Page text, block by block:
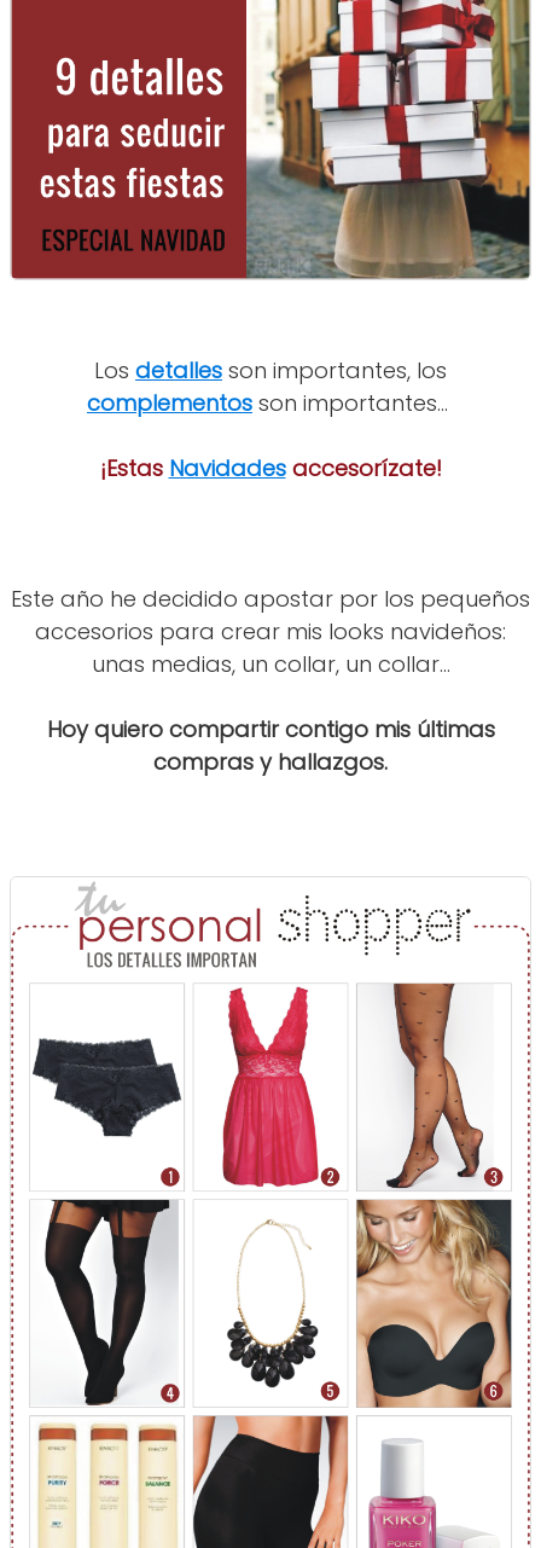
Los detalles son importantes, los
complementos son importantes...
¡Estas Navidadesaccesorízate!
Este año he decidido apostar por los pequeños
accesorios para crear mis looks navideños:
unas medias, un collar, un collar...
Hoy quiero compartir contigo mis últimas
compras y hallazgos.